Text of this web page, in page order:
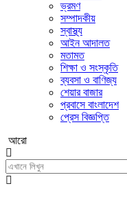
ভ্রমণ
সম্পাদকীয়
স্বাস্থ্য
আইন আদালত
মতামত
শিক্ষা ও সংস্কৃতি
ব্যবসা ও বাণিজ্য
শেয়ার বাজার
প্রবাসে বাংলাদেশ
প্রেস বিজ্ঞপ্তি
আরো